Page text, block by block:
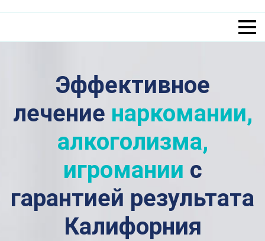
Эффективное
лечение наркомании,
алкоголизма,
игромании с
гарантией результата
Калифорния